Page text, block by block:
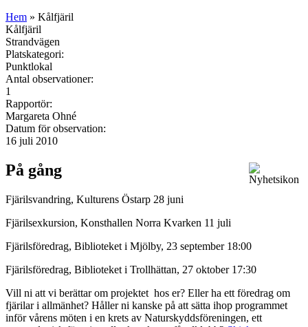
Hem » Kålfjäril
Kålfjäril
Strandvägen
Platskategori:
Punktlokal
Antal observationer:
1
Rapportör:
Margareta Ohné
Datum för observation:
16 juli 2010
På gång
Fjärilsvandring, Kulturens Östarp 28 juni
Fjärilsexkursion, Konsthallen Norra Kvarken 11 juli
Fjärilsföredrag, Biblioteket i Mjölby, 23 september 18:00
Fjärilsföredrag, Biblioteket i Trollhättan, 27 oktober 17:30
Vill ni att vi berättar om projektet hos er? Eller ha ett föredrag om
fjärilar i allmänhet? Håller ni kanske på att sätta ihop programmet
inför vårens möten i en krets av Naturskyddsföreningen, ett